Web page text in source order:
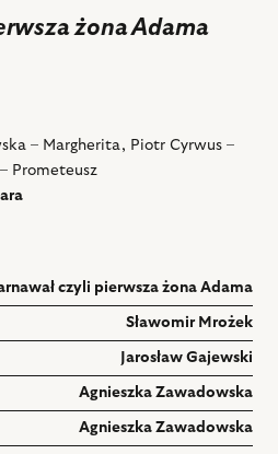
żona Adama
– Margherita, Piotr Cyrwus –
Prometeusz
czyli pierwsza żona Adama
Sławomir Mrożek
Jarosław Gajewski
Agnieszka Zawadowska
Agnieszka Zawadowska